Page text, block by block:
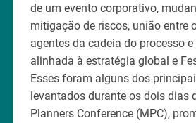
de um evento corporativo,
mitigação de riscos, união entre
agentes da cadeia do processo
alinhada à estratégia global e
Esses foram alguns dos
levantados durante os dois dias
Planners Conference (MPC),